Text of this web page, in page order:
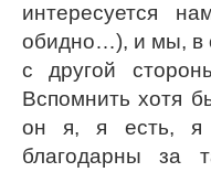
интересуется
обидно…), и мы, в
с другой
Вспомнить хотя
он я, я есть, я
благодарны за